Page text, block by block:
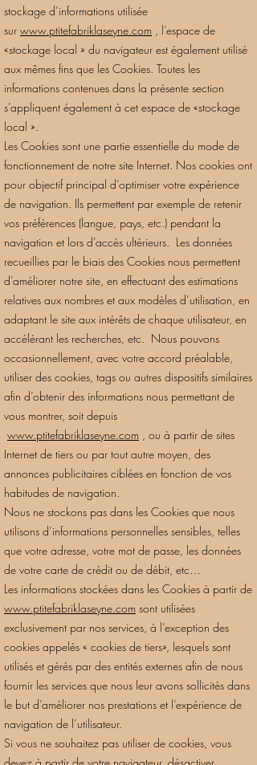
stockage d’informations utilisée
sur www.ptitefabriklaseyne.com , l’espace de
«stockage local » du navigateur est également utilisé
aux mêmes fins que les Cookies. Toutes les
informations contenues dans la présente section
s’appliquent également à cet espace de «stockage
local ».
Les Cookies sont une partie essentielle du mode de
fonctionnement de notre site Internet. Nos cookies ont
pour objectif principal d’optimiser votre expérience
de navigation. Ils permettent par exemple de retenir
vos préférences (langue, pays, etc.) pendant la
navigation et lors d’accès ultérieurs. Les données
recueillies par le biais des Cookies nous permettent
d’améliorer notre site, en effectuant des estimations
relatives aux nombres et aux modèles d’utilisation, en
adaptant le site aux intérêts de chaque utilisateur, en
accélérant les recherches, etc. Nous pouvons
occasionnellement, avec votre accord préalable,
utiliser des cookies, tags ou autres dispositifs similaires
afin d’obtenir des informations nous permettant de
vous montrer, soit depuis
www.ptitefabriklaseyne.com , ou à partir de sites
Internet de tiers ou par tout autre moyen, des
annonces publicitaires ciblées en fonction de vos
habitudes de navigation.
Nous ne stockons pas dans les Cookies que nous
utilisons d’informations personnelles sensibles, telles
que votre adresse, votre mot de passe, les données
de votre carte de crédit ou de débit, etc…
Les informations stockées dans les Cookies à partir de
www.ptitefabriklaseyne.com sont utilisées
exclusivement par nos services, à l’exception des
cookies appelés « cookies de tiers», lesquels sont
utilisés et gérés par des entités externes afin de nous
fournir les services que nous leur avons sollicités dans
le but d’améliorer nos prestations et l’expérience de
navigation de l’utilisateur.
Si vous ne souhaitez pas utiliser de cookies, vous
devez à partir de votre navigateur, désactiver